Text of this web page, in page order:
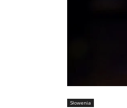
Słowenia